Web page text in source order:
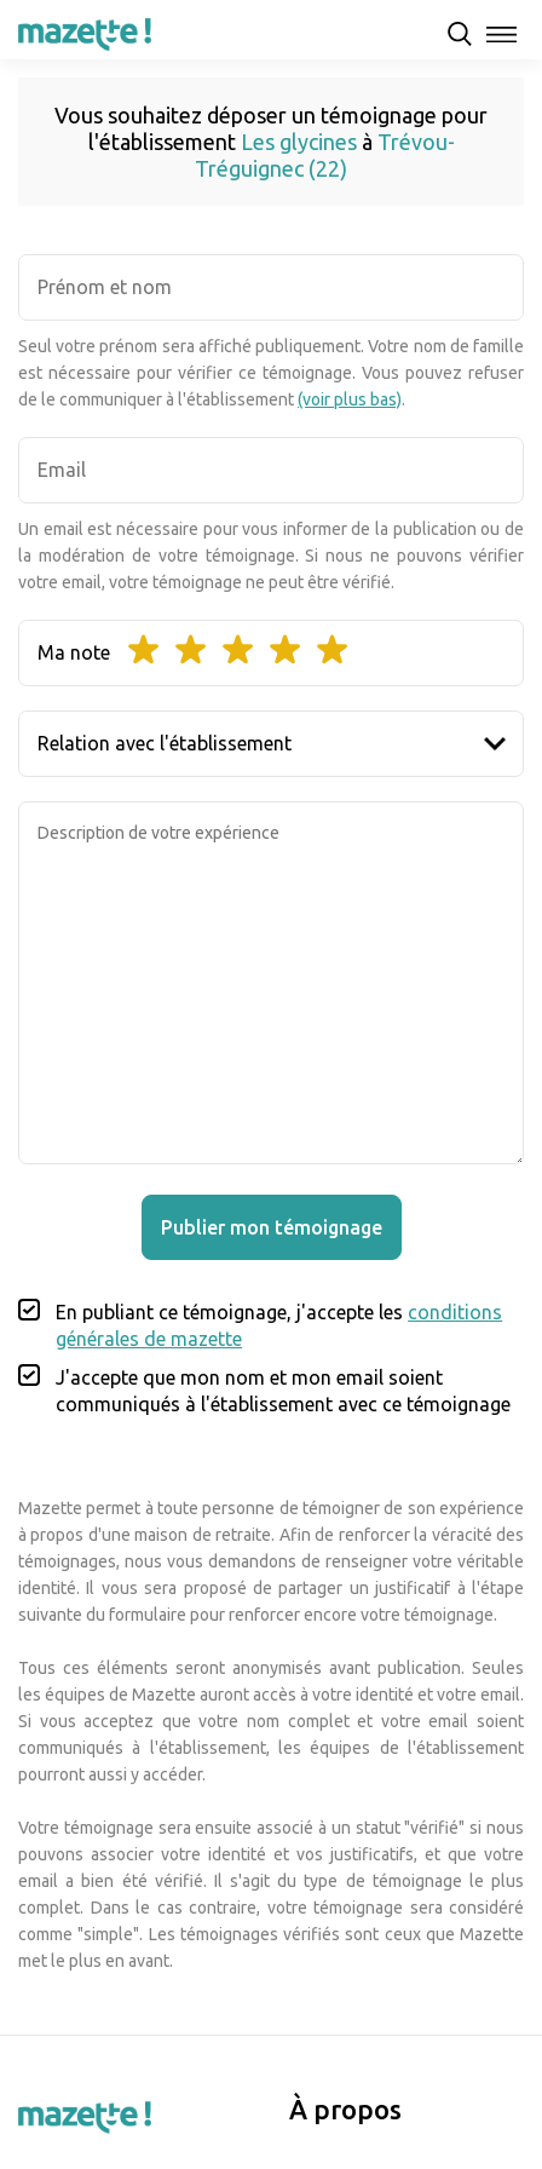
Vous souhaitez déposer un témoignage pour
l'établissement Les glycinesà Trévou-
Tréguignec (22)
Seul votre prénom sera affiché publiquement. Votre nom de famille
est nécessaire pour vérifier ce témoignage. Vous pouvez refuser
de le communiquer à l'établissement(voir plus bas).
Un email est nécessaire pour vous informer de la publication ou de
la modération de votre témoignage. Si nous ne pouvons vérifier
votre email, votre témoignage ne peut être vérifié.
Ma note
Publier mon témoignage
En publiant ce témoignage, j'accepte les conditions
générales de mazette
J'accepte que mon nom et mon email soient
communiqués à l'établissement avec ce témoignage
Mazette permet à toute personne de témoigner de son expérience
à propos d'une maison de retraite. Afin de renforcer la véracité des
témoignages, nous vous demandons de renseigner votre véritable
identité. Il vous sera proposé de partager un justificatif à l'étape
suivante du formulaire pour renforcer encore votre témoignage.
Tous ces éléments seront anonymisés avant publication. Seules
les équipes de Mazette auront accès à votre identité et votre email.
Si vous acceptez que votre nom complet et votre email soient
communiqués à l'établissement, les équipes de l'établissement
pourront aussi y accéder.
Votre témoignage sera ensuite associé à un statut "vérifié" si nous
pouvons associer votre identité et vos justificatifs, et que votre
email a bien été vérifié. Il s'agit du type de témoignage le plus
complet. Dans le cas contraire, votre témoignage sera considéré
comme "simple". Les témoignages vérifiés sont ceux que Mazette
met le plus en avant.
À propos